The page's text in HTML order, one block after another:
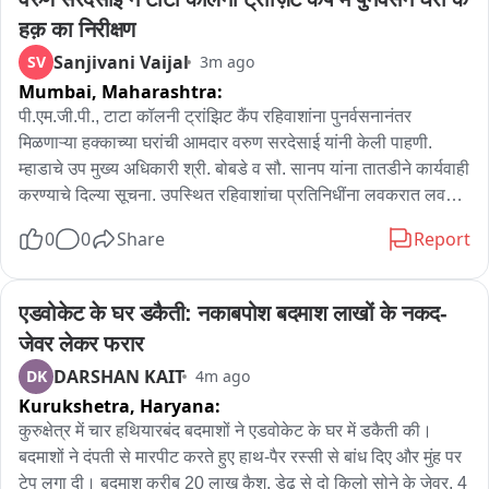
हक़ का निरीक्षण
SV Sanjivani Vaijal 3m ago
Mumbai, Maharashtra:
पी.एम.जी.पी., टाटा कॉलनी ट्रांझिट कैंप रहिवाशांना पुनर्वसनानंतर
मिळणाऱ्या हक्काच्या घरांची आमदार वरुण सरदेसाई यांनी केली पाहणी.
म्हाडाचे उप मुख्य अधिकारी श्री. बोबडे व सौ. सानप यांना तातडीने कार्यवाही
करण्याचे दिल्या सूचना. उपस्थित रहिवाशांचा प्रतिनिधींना लवकरात लवकर
आभार. पी.एम.जी.पी., टाटा कॉलनी ट्रांझिट कॅम्प मध्ये एकूण ७१२
भेट घेतली. यावेळी रहिवाशांनी मालकी हक्काच्या घरांचा प्रश्न मांडला.
याबाबत आमदार वरुण सरदेसाई यांनी मागील वर्षभरापासून म्हाडाचे रिपेअर
बोर्ड चे मुख्य अधिकारी, व कार्यकारी अभियंता यांच्या कडे वारंवार पाठपुरावा
करून अपूर्णावस्थेत असलेली पुनर्वसन इमारतीचे काम पूर्ण करून घेतले.
पुढील काही दिवसांत या रहिवाशाना त्यांच्या मालकी हक्काच्या सदनिकांचा
ताबा मिळवून देण्याबाबत आश्वासित केले. आज दि. ०७ ऑगस्ट रोजी
रहिवाशांच्या बांधून पूर्ण होऊन OC आलेल्या पुनर्वसन इमारतीचे आमदार वरुण
सरदेसाई यांनी म्हाडाचे उप मुख्य अधिकारी श्री. बोबडे व सौ. सानप, उप
0 0 Share Report
एडवोकेट के घर डकैती: नकाबपोश बदमाश लाखों के नकद-
जेवर लेकर फरार
DK DARSHAN KAIT 4m ago
Kurukshetra, Haryana:
कुरुक्षेत्र में चार हथियारबंद बदमाशों ने एडवोकेट के घर में डकैती की।
बदमाशों ने दंपती से मारपीट करते हुए हाथ-पैर रस्सी से बांध दिए और मुंह पर
टेप लगा दी। बदमाश करीब 20 लाख कैश, डेढ़ से दो किलो सोने के जेवर, 4